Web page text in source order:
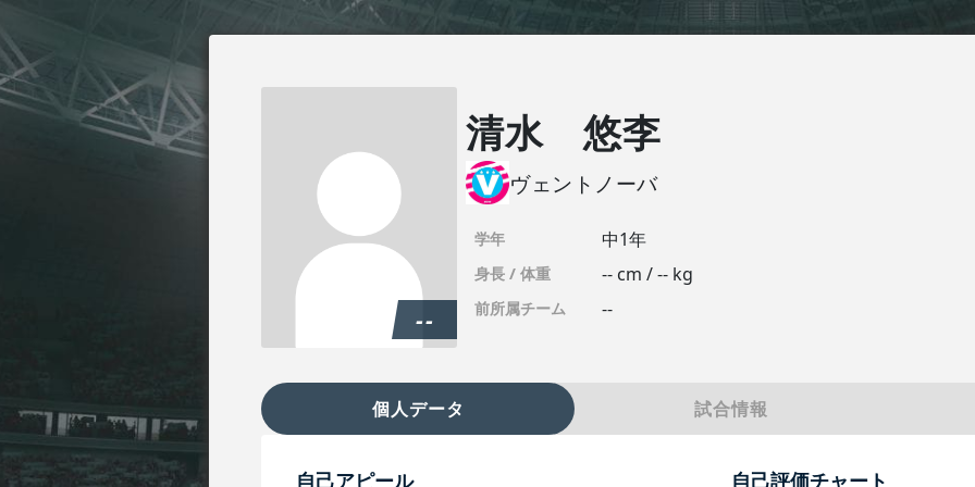
--
清水 悠李
ヴェントノーバ
学年 中1年
身長 / 体重 -- cm / -- kg
前所属チーム --
個人データ 試合情報
自己アピール 自己評価チャート